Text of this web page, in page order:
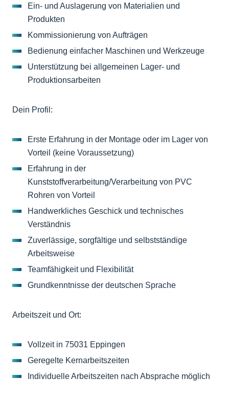
Ein- und Auslagerung von Materialien und
Produkten
Kommissionierung von Aufträgen
Bedienung einfacher Maschinen und Werkzeuge
Unterstützung bei allgemeinen Lager- und
Produktionsarbeiten
Dein Profil:
Erste Erfahrung in der Montage oder im Lager von
Vorteil (keine Voraussetzung)
Erfahrung in der
Kunststoffverarbeitung/Verarbeitung von PVC
Rohren von Vorteil
Handwerkliches Geschick und technisches
Verständnis
Zuverlässige, sorgfältige und selbstständige
Arbeitsweise
Teamfähigkeit und Flexibilität
Grundkenntnisse der deutschen Sprache
Arbeitszeit und Ort:
Vollzeit in 75031 Eppingen
Geregelte Kernarbeitszeiten
Individuelle Arbeitszeiten nach Absprache möglich